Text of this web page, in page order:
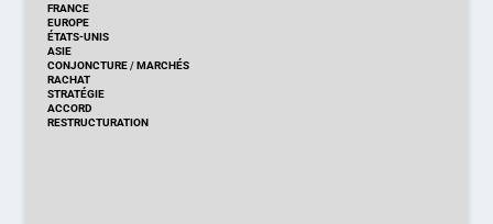
FRANCE
EUROPE
ÉTATS-UNIS
ASIE
CONJONCTURE/MARCHÉS
RACHAT
STRATÉGIE
ACCORD
RESTRUCTURATION